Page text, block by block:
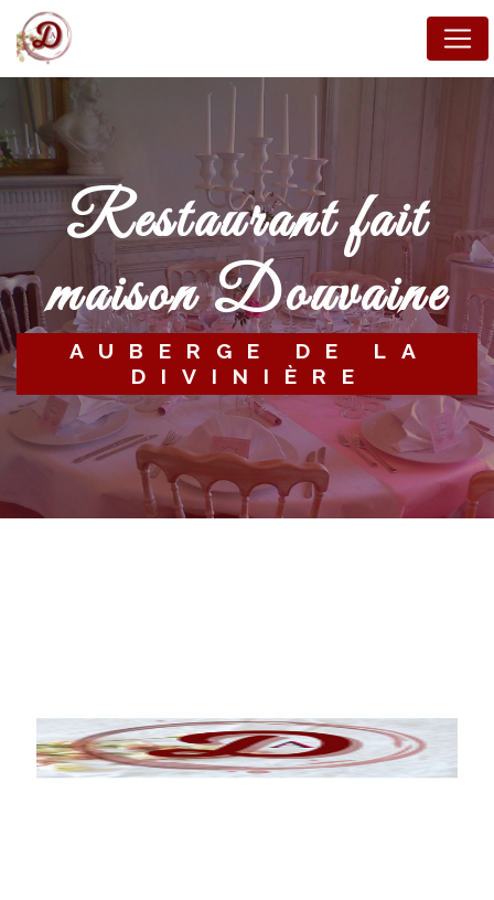
restaurant fait
maison Douvaine
AUBERGE DE LA
DIVINIÈRE
Panneau de gestion des cookies